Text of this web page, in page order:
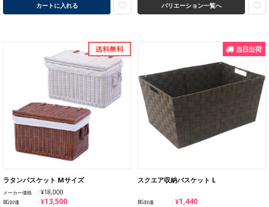
カートに入れる バリエーション一覧へ
ラタンバスケット Mサイズ
メーカー価格 ¥18,000
BG卸価 ¥13,500
スクエア収納バスケット L
BG卸価 ¥1,440